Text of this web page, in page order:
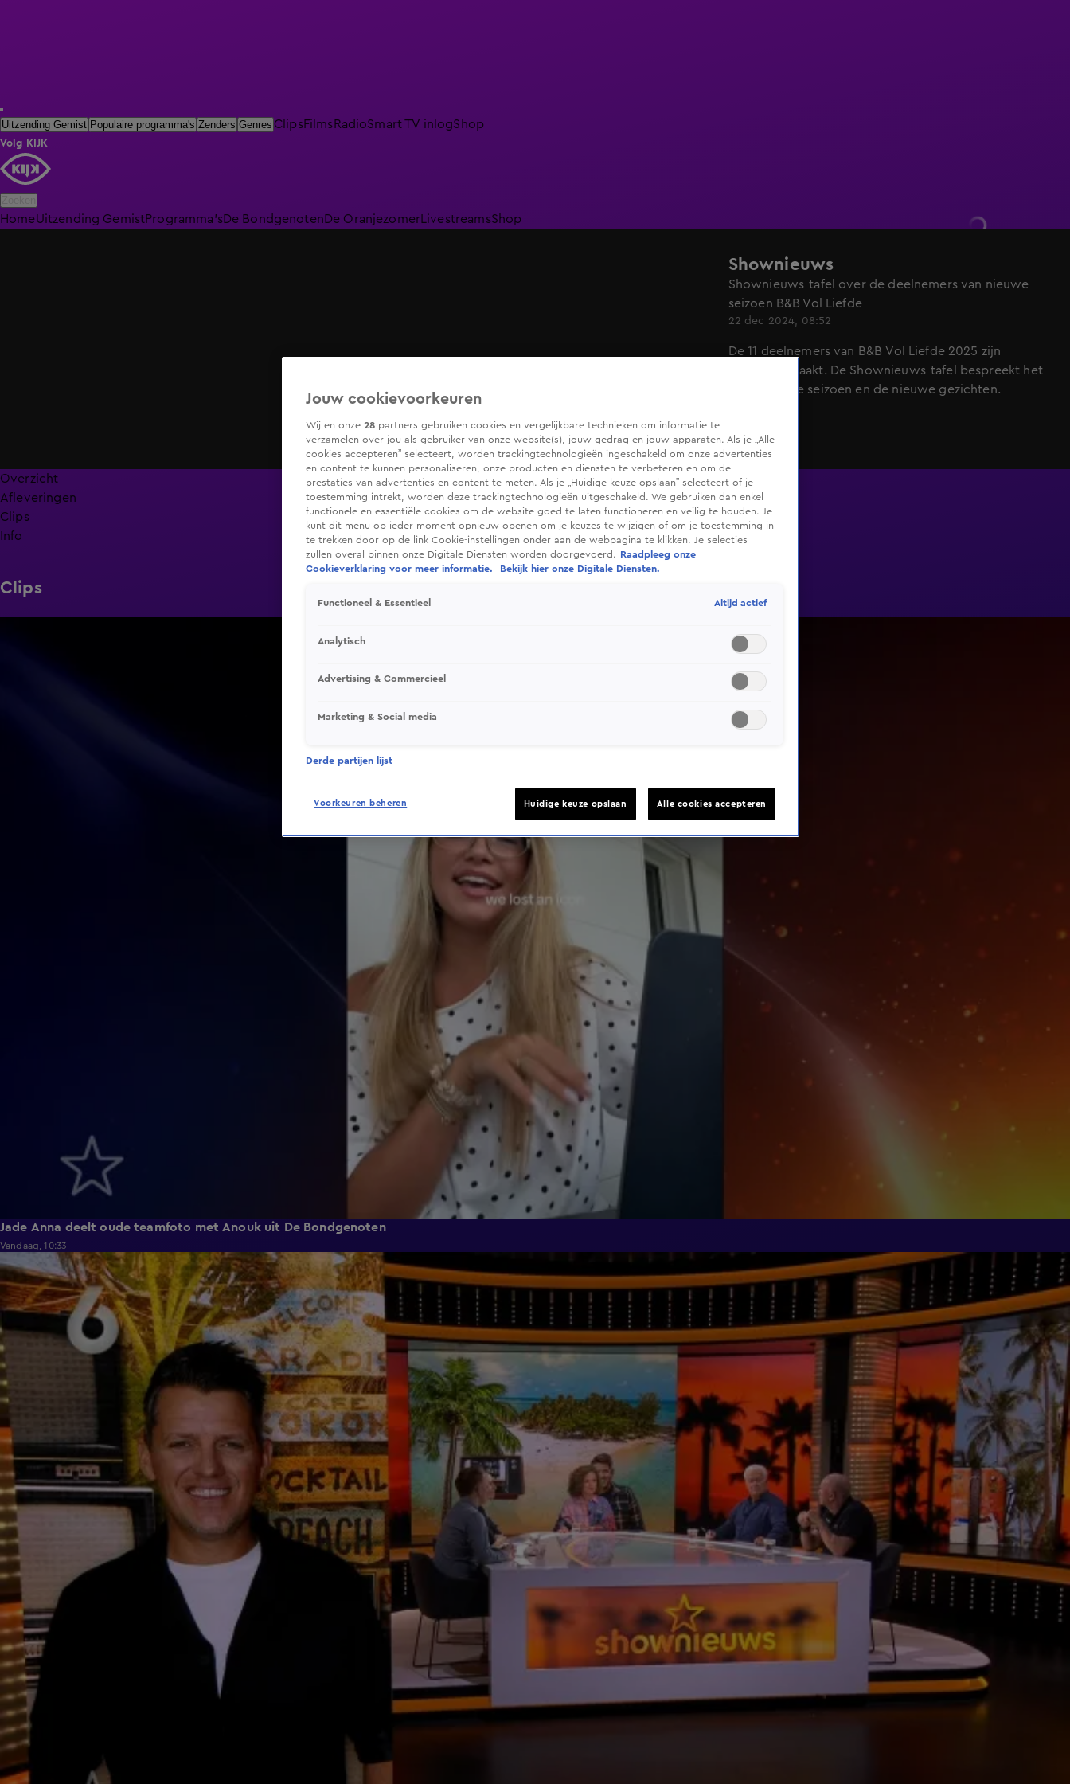
Uitzending Gemist Populaire programma's Zenders Genres ClipsFilmsRadioSmart TV inlogShop
Volg KIJK
HomeUitzending GemistProgramma'sDe BondgenotenDe Oranjezomer LivestreamsShop
Shownieuws
Shownieuws-tafel over de deelnemers van nieuwe
seizoen B&B Vol Liefde
22 dec 2024, 08:52
De 11 deelnemers van B&B Vol Liefde 2025 zijn
bekendgemaakt. De Shownieuws-tafel bespreekt het
aankomende seizoen en de nieuwe gezichten.
Overzicht
Afleveringen
Clips
Info
Clips
Jade Anna deelt oude teamfoto met Anouk uit De Bondgenoten
Vandaag, 10:33
3:12
Jouw cookievoorkeuren
Wij en onze 28 partners gebruiken cookies en vergelijkbare technieken om informatie te
verzamelen over jou als gebruiker van onze website(s), jouw gedrag en jouw apparaten. Als je „Alle
cookies accepteren” selecteert, worden trackingtechnologieën ingeschakeld om onze advertenties
en content te kunnen personaliseren, onze producten en diensten te verbeteren en om de
prestaties van advertenties en content te meten. Als je „Huidige keuze opslaan” selecteert of je
toestemming intrekt, worden deze trackingtechnologieën uitgeschakeld. We gebruiken dan enkel
functionele en essentiële cookies om de website goed te laten functioneren en veilig te houden. Je
kunt dit menu op ieder moment opnieuw openen om je keuzes te wijzigen of om je toestemming in
te trekken door op de link Cookie-instellingen onder aan de webpagina te klikken. Je selecties
zullen overal binnen onze Digitale Diensten worden doorgevoerd.
Raadpleeg onze
Cookieverklaring voor meer informatie.
Bekijk hier onze Digitale Diensten.
Functioneel & Essentieel Altijd actief
Analytisch
Advertising & Commercieel
Marketing & Social media
Derde partijen lijst
Voorkeuren beheren Huidige keuze opslaan Alle cookies accepteren